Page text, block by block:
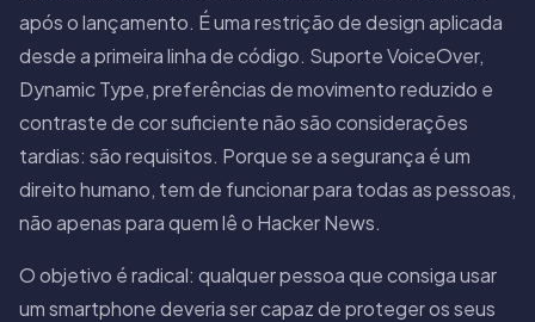
após o lançamento. É uma restrição de design aplicada
desde a primeira linha de código. Suporte VoiceOver,
Dynamic Type, preferências de movimento reduzido e
contraste de cor suficiente não são considerações
tardias: são requisitos. Porque se a segurança é um
direito humano, tem de funcionar para todas as pessoas,
não apenas para quem lê o Hacker News.
O objetivo é radical: qualquer pessoa que consiga usar
um smartphone deveria ser capaz de proteger os seus